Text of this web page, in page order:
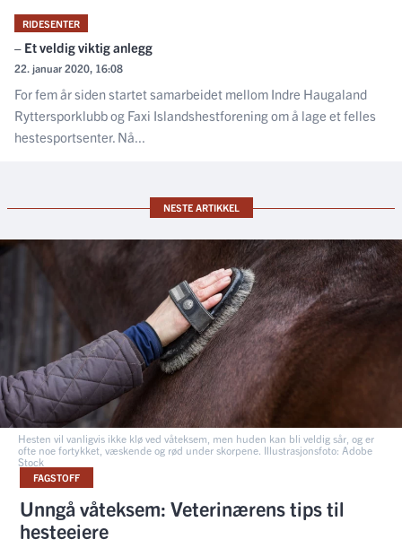
RIDESENTER
– Et veldig viktig anlegg
22. januar 2020, 16:08
For fem år siden startet samarbeidet mellom Indre Haugaland
Ryttersporklubb og Faxi Islandshestforening om å lage et felles
hestesportsenter. Nå...
NESTE ARTIKKEL
Hesten vil vanligvis ikke klø ved våteksem, men huden kan bli veldig sår, og er
ofte noe fortykket, væskende og rød under skorpene. Illustrasjonsfoto: Adobe
Stock
FAGSTOFF
Unngå våteksem: Veterinærens tips til
hesteeiere